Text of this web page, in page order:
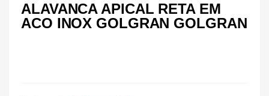
ALAVANCA APICAL RETA EM
ACO INOX GOLGRAN GOLGRAN